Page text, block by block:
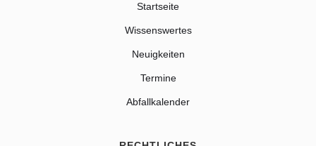
Startseite
Wissenswertes
Neuigkeiten
Termine
Abfallkalender